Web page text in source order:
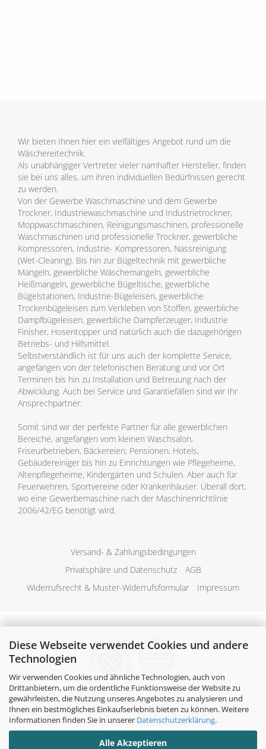
Diese Webseite verwendet Cookies und andere
Technologien
Wir verwenden Cookies und ähnliche Technologien, auch von
Drittanbietern, um die ordentliche Funktionsweise der Website zu
gewährleisten, die Nutzung unseres Angebotes zu analysieren und
Ihnen ein bestmögliches Einkaufserlebnis bieten zu können. Weitere
Informationen finden Sie in unserer Datenschutzerklärung.
Alle Akzeptieren
Wir bieten Ihnen hier ein vielfältiges Angebot rund um die
Wäschereitechnik.
Als unabhängiger Vertreter vieler namhafter Hersteller, finden
sie bei uns alles, um ihren individuellen Bedürfnissen gerecht
zu werden.
Von der Gewerbe Waschmaschine und dem Gewerbe
Trockner, Industriewaschmaschine und Industrietrockner,
Moppwaschmaschinen, Reinigungsmaschinen, professionelle
Waschmaschinen und professionelle Trockner, gewerbliche
Kompressoren, Industrie- Kompressoren, Nassreinigung
(Wet-Cleaning). Bis hin zur Bügeltechnik mit gewerbliche
Mangeln, gewerbliche Wäschemangeln, gewerbliche
Heißmangeln, gewerbliche Bügeltische, gewerbliche
Bügelstationen, Industrie-Bügeleisen, gewerbliche
Trockenbügeleisen zum Verkleben von Stoffen, gewerbliche
Dampfbügeleisen, gewerbliche Dampferzeuger, Industrie
Finisher, Hosentopper und natürlich auch die dazugehörigen
Betriebs- und Hilfsmittel.
Selbstverständlich ist für uns auch der komplette Service,
angefangen von der telefonischen Beratung und vor Ort
Terminen bis hin zu Installation und Betreuung nach der
Abwicklung. Auch bei Service und Garantiefällen sind wir Ihr
Ansprechpartner.
Somit sind wir der perfekte Partner für alle gewerblichen
Bereiche, angefangen vom kleinen Waschsalon,
Friseurbetrieben, Bäckereien, Pensionen, Hotels,
Gebäudereiniger bis hin zu Einrichtungen wie Pflegeheime,
Altenpflegeheime, Kindergärten und Schulen. Aber auch für
Feuerwehren, Sportvereine oder Krankenhäuser. Überall dort,
wo eine Gewerbemaschine nach der Maschinenrichtlinie
2006/42/EG benötigt wird.
Versand- & Zahlungsbedingungen
Privatsphäre und Datenschutz
AGB
Widerrufsrecht & Muster-Widerrufsformular
Impressum
Alle Preise verstehen sich inklusive der gesetzlichen
Mehrwertsteuer, zzgl.Versandkostensoweit nicht anders